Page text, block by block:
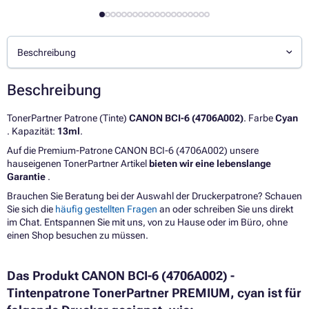
Beschreibung
Beschreibung
TonerPartner Patrone (Tinte) CANON BCI-6 (4706A002). FarbeCyan
. Kapazität: 13ml.
Auf die Premium-Patrone CANON BCI-6 (4706A002) unsere
hauseigenen TonerPartner Artikel bieten wir eine lebenslange
Garantie .
Brauchen Sie Beratung bei der Auswahl der Druckerpatrone? Schauen
Sie sich die häufig gestellten Fragen an oder schreiben Sie uns direkt
im Chat. Entspannen Sie mit uns, von zu Hause oder im Büro, ohne
einen Shop besuchen zu müssen.
Das Produkt CANON BCI-6 (4706A002) -
Tintenpatrone TonerPartner PREMIUM, cyan ist für